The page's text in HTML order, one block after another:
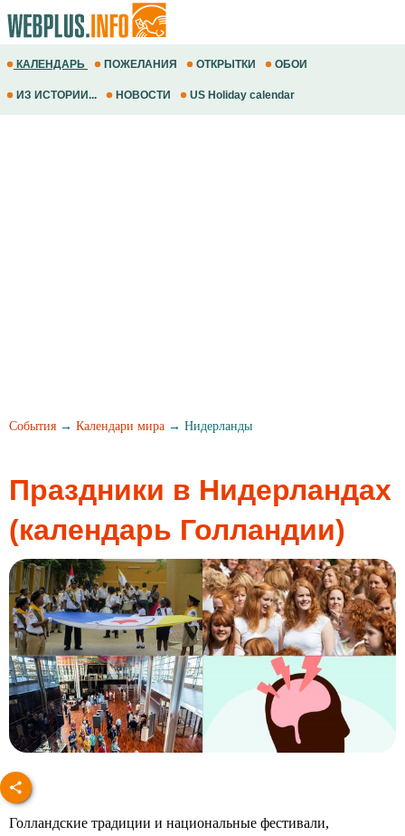
КАЛЕНДАРЬ ПОЖЕЛАНИЯ ОТКРЫТКИ ОБОИ
ИЗ ИСТОРИИ... НОВОСТИ US Holiday calendar
События → Календари мира → Нидерланды
Праздники в Нидерландах
(календарь Голландии)
Голландские традиции и национальные фестивали,